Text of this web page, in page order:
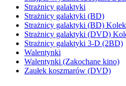
Strażnicy galaktyki
Strażnicy galaktyki (BD)
Strażnicy galaktyki (BD)
Strażnicy galaktyki (DVD)
Strażnicy galaktyki 3-D (2BD)
Walentynki
Walentynki (Zakochane kino)
Zaułek koszmarów (DVD)